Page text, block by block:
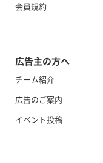
会員規約
広告主の方へ
チーム紹介
広告のご案内
イベント投稿